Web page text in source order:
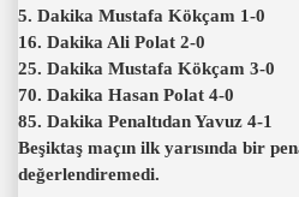
5. Dakika Mustafa Kökçam 1-0
16. Dakika Ali Polat 2-0
25. Dakika Mustafa Kökçam 3-0
70. Dakika Hasan Polat 4-0
85. Dakika Penaltıdan Yavuz 4-1
Beşiktaş maçın ilk yarısında bir
değerlendiremedi.